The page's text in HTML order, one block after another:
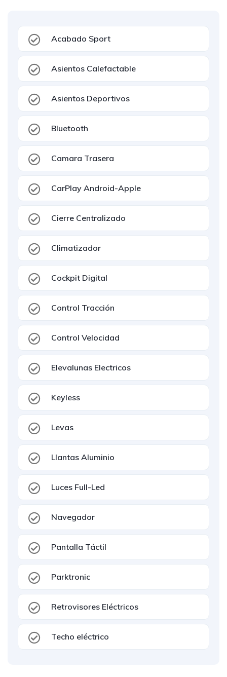
Acabado Sport
Asientos Calefactable
Asientos Deportivos
Bluetooth
Camara Trasera
CarPlay Android-Apple
Cierre Centralizado
Climatizador
Cockpit Digital
Control Tracción
Control Velocidad
Elevalunas Electricos
Keyless
Levas
Llantas Aluminio
Luces Full-Led
Navegador
Pantalla Táctil
Parktronic
Retrovisores Eléctricos
Techo eléctrico